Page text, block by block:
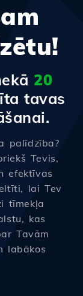
20
tavas
palīdzība?
Tevis,
efektīvas
lai Tev
tīmekļa
kas
Tavām
labākos